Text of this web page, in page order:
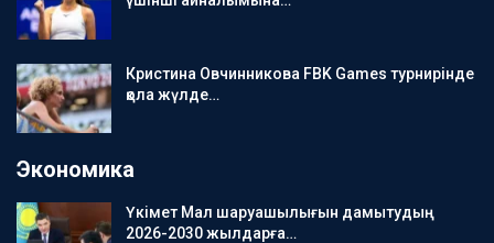
Кристина Овчинникова FBK Games турнирінде
қола жүлде…
Экономика
Үкімет Мал шаруашылығын дамытудың
2026-2030 жылдарға…